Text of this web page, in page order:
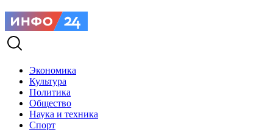
Экономика
Культура
Политика
Общество
Наука и техника
Спорт